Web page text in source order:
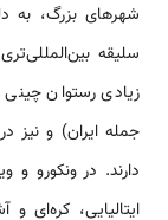
شهرهای بزرگ‌، به
سلیقه
زیادی رستوان
جمله ایران) و نیز در
دارند. در ونکورو و
ایتالیایی، ‌کره‌ای